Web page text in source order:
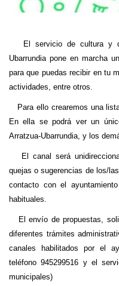
El servicio de cultura y
Ubarrundia pone en marcha
para que puedas recibir en tu
actividades, entre otros.
Para ello crearemos una
En ella se podrá ver un
Arratzua-Ubarrundia, y los
El canal será
quejas o sugerencias de los/
contacto con el
habituales.
El envío de propuestas,
diferentes trámites
canales habilitados por el
teléfono 945299516 y el
municipales)